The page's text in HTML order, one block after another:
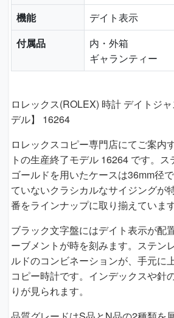
機能
デイト表示
付属品
内・外箱
ギャランティー
ロレックス(ROLEX) 時計 デイトジ
デル】 16264
ロレックスコピー専門店にてご案内
トの生産終了モデル 16264 です。ス
ゴールドを用いたケースは36mm径
ていないクラシカルなサイジングが
番をラインナップに取り揃えています
ブラック文字盤にはデイト表示が配
ーブメントが時を刻みます。ステン
ルドのコンビネーションが、手元に
コピー時計です。インデックスや針
りが見られます。